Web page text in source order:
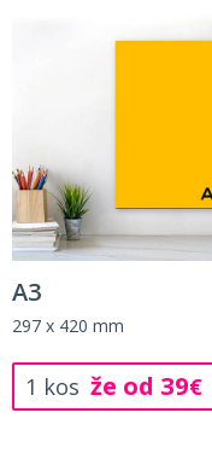
A3
297 x 420 mm
1 kos že od 39€